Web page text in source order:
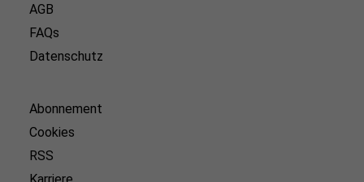
AGB
FAQs
Datenschutz
Abonnement
Cookies
RSS